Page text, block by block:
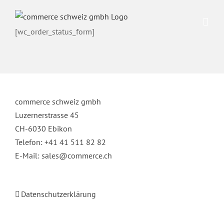
Inhalt
springen[wc_order_status_form]
commerce schweiz gmbh
Luzernerstrasse 45
CH-6030 Ebikon
Telefon: +41 41 511 82 82
E-Mail: sales@commerce.ch
Datenschutzerklärung